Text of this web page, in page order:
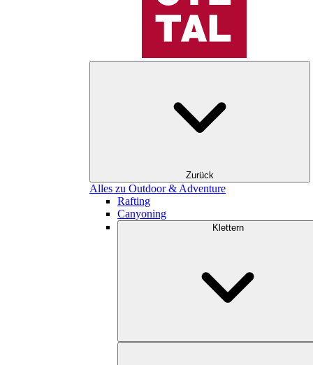
Zurück
Alles zu Outdoor & Adventure
Rafting
Canyoning
Klettern